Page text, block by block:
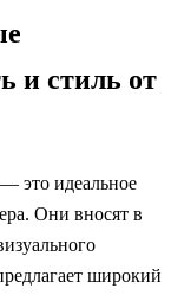
и стиль от
это идеальное
Они вносят в
широкий